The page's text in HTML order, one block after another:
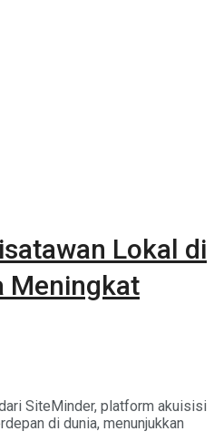
Lokal di
Meningkat
SiteMinder, platform akuisisi
di dunia, menunjukkan